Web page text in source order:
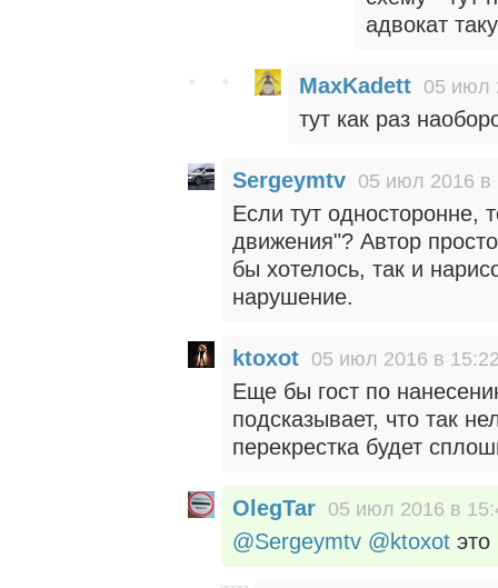
адвокат
MaxKadett 05 июл
тут как раз
Sergeymtv 05 июл 2016 в
Если тут односторонне,
движения"? Автор
бы хотелось, так и
нарушение.
ktoxot 05 июл 2016 в
Еще бы гост по
подсказывает, что так
перекрестка будет
OlegTar 05 июл 2016 в
@Sergeymtv @ktoxot это